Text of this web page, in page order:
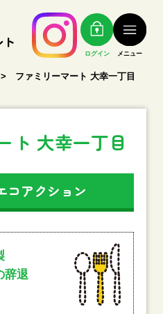
ログイン メニュー
> ファミリーマート 大幸一丁目
ト 大幸一丁目
コアクション
辞退